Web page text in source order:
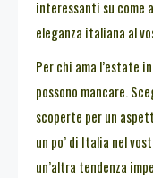
interessanti su come
eleganza italiana al
Per chi ama l’estate
possono mancare.
scoperte per un
un po’ di Italia nel
un’altra tendenza